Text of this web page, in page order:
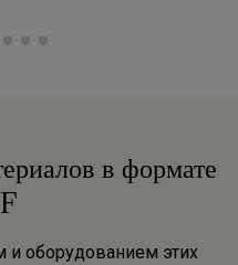
в формате
и оборудованием этих